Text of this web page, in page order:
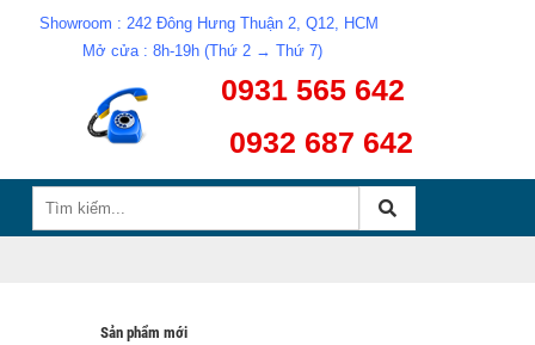
Showroom : 242 Đông Hưng Thuận 2, Q12, HCM
Mở cửa : 8h-19h (Thứ 2 → Thứ 7)
0931 565 642
0932 687 642
Sản phẩm mới